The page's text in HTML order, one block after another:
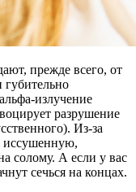
прежде всего, от
губительно
излучение
разрушение
Из-за
иссушенную,
солому. А если у вас
сечься на концах.